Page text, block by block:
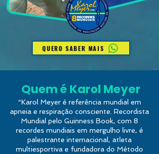
QUERO SABER MAIS
Quem é Karol Meyer
“Karol Meyer é referência mundial em
apneia e respiração consciente. Recordista
Mundial pelo Guinness Book, com 8
recordes mundiais em mergulho livre, é
palestrante internacional, atleta
multiesportiva e fundadora do Método